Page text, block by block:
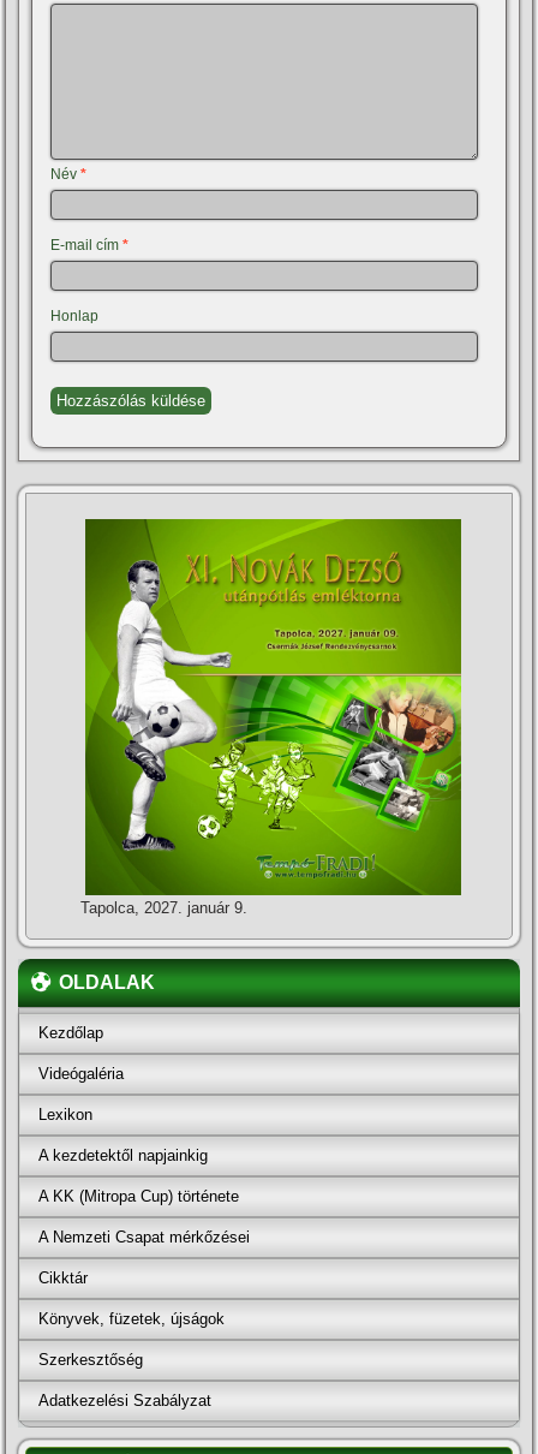
Név*
E-mail cím*
Honlap
Tapolca, 2027. január 9.
OLDALAK
Kezdőlap
Videógaléria
Lexikon
A kezdetektől napjainkig
A KK (Mitropa Cup) története
A Nemzeti Csapat mérkőzései
Cikktár
Könyvek, füzetek, újságok
Szerkesztőség
Adatkezelési Szabályzat